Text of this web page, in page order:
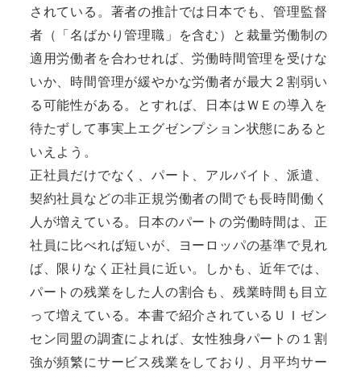
されている。著者の推計では日本でも、管理監督
者（「名ばかり管理職」を含む）と裁量労働制の
適用労働者を合わせれば、労働時間管理を受けな
いか、時間管理が緩やかな労働者が最大２割弱い
る可能性がある。とすれば、日本はＷＥの導入を
待たずして事実上エグゼンプション状態にあると
いえよう。
正社員だけでなく、パート、アルバイト、派遣、
契約社員などの非正規労働者の間でも長時間働く
人が増えている。日本のパートの労働時間は、正
社員に比べれば短いが、ヨーロッパの基準で見れ
ば、限りなく正社員に近い。しかも、近年では、
パートの残業をした人の割合も、残業時間も目立
って増えている。本書で紹介されているＵＩゼン
セン同盟の調査によれば、女性独身パートの１割
強が頻繁にサービス残業をしており、月平均サー